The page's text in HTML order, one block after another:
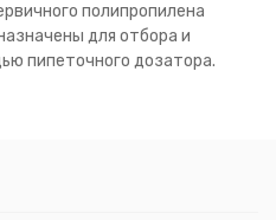
полипропилена
для отбора и
пипеточного дозатора.